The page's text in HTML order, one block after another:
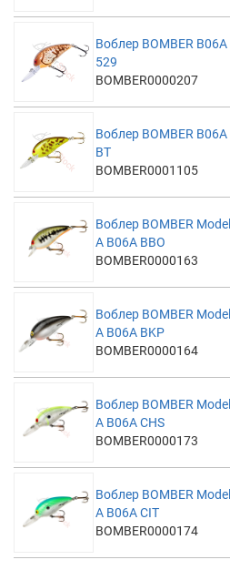
Воблер BOMBER B06A
529
BOMBER0000207
Воблер BOMBER B06A
BT
BOMBER0001105
Воблер BOMBER Model
A B06A BBO
BOMBER0000163
Воблер BOMBER Model
A B06A BKP
BOMBER0000164
Воблер BOMBER Model
A B06A CHS
BOMBER0000173
Воблер BOMBER Model
A B06A CIT
BOMBER0000174